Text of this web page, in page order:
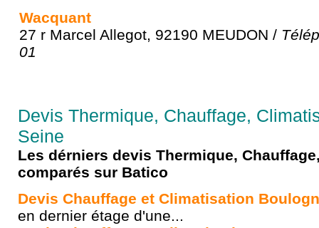
Wacquant
27 r Marcel Allegot, 92190 MEUDON /
01
Devis Thermique, Chauffage,
Seine
Les dérniers devis Thermique,
comparés sur Batico
Devis Chauffage et Climatisation
en dernier étage d'une...